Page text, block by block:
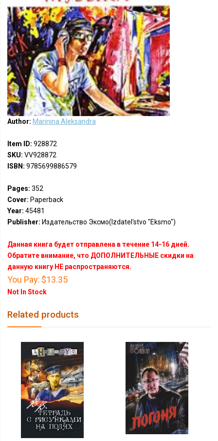
Author: Marinina Aleksandra
Item ID: 928872
SKU: VV928872
ISBN: 9785699886579
Pages: 352
Cover: Paperback
Year: 45481
Publisher: Издательство Эксмо(Izdatel'stvo "Eksmo")
Данная книга будет отправлена в течение 14-16 дней.
Обратите внимание, что ДОПОЛНИТЕЛЬНЫЕ скидки на
данную книгу НЕ распространяются.
You Pay: $13.35
Not In Stock
Related products